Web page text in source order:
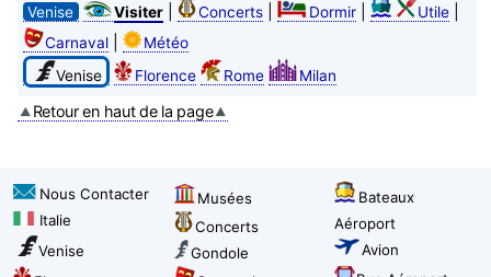
Venise
Visiter| Concerts| Dormir| Utile|
Carnaval|
Météo
Venise
Florence Rome Milan
Retour en haut de la page
Nous Contacter
Italie
Venise
Musées
Concerts
Gondole
Bateaux
Aéroport
Avion